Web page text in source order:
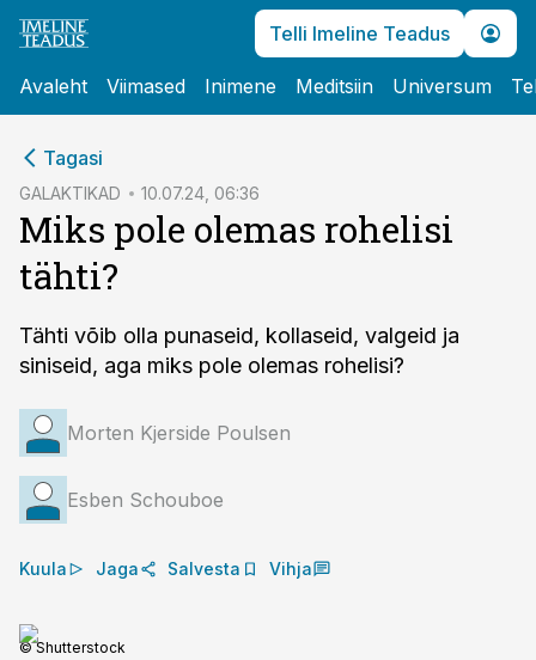
Telli Imeline Teadus
Avaleht Viimased Inimene Meditsiin Universum
Tagasi
GALAKTIKAD 10.07.24, 06:36
Miks pole olemas rohelisi
tähti?
Tähti võib olla punaseid, kollaseid, valgeid ja
siniseid, aga miks pole olemas rohelisi?
Morten Kjerside Poulsen
Esben Schouboe
Kuula Jaga Salvesta Vihja
© Shutterstock